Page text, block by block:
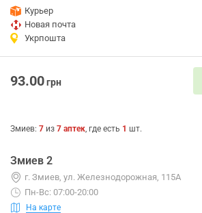
Курьер
Новая почта
Укрпошта
93.00грн
Змиев: 7 из 7 аптек, где есть 1 шт.
Змиев 2
г. Змиев, ул. Железнодорожная, 115А
Пн-Вс: 07:00-20:00
На карте